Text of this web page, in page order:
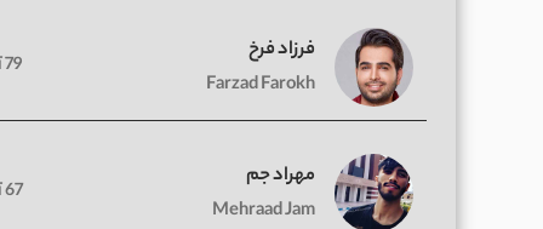
فرزاد فرخ
Farzad Farokh
79 آهنگ
مهراد جم
Mehraad Jam
67 آهنگ